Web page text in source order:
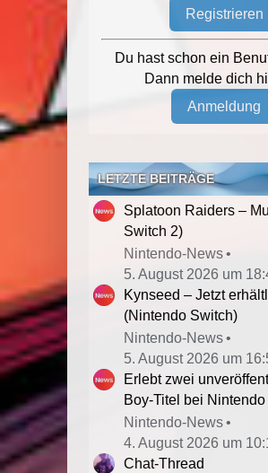
Registrieren
Du hast schon ein
Dann melde dich
Anmeldung
LETZTE BEITRÄGE
Splatoon Raiders –
Switch 2)
Nintendo-News
5. August 2026 um
Kynseed – Jetzt
(Nintendo Switch)
Nintendo-News
5. August 2026 um
Erlebt zwei
Boy-Titel bei
Nintendo-News
4. August 2026 um
Chat-Thread